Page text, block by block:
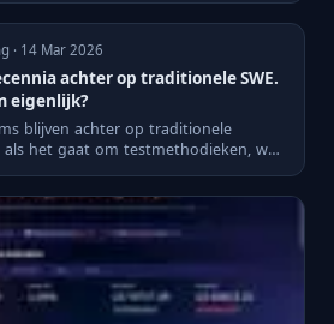
· 14 Mar 2026
achter op traditionele SWE.
eigenlijk?
blijven achter op traditionele
het gaat om testmethodieken, wat